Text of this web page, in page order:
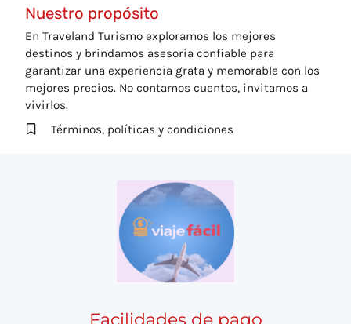
Nuestro propósito
En Traveland Turismo exploramos los mejores
destinos y brindamos asesoría confiable para
garantizar una experiencia grata y memorable con los
mejores precios. No contamos cuentos, invitamos a
vivirlos.
Términos, políticas y condiciones